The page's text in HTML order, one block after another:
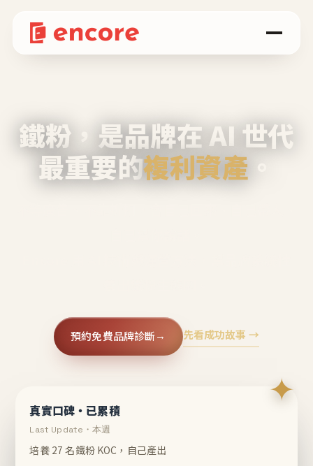
鐵粉，是品牌在 AI 世代
最重要的複利資產 。
預約免費品牌診斷→ 先看成功故事 →
✦
真實口碑・已累積
Last Update・本週
培養 27 名鐵粉 KOC，自己產出